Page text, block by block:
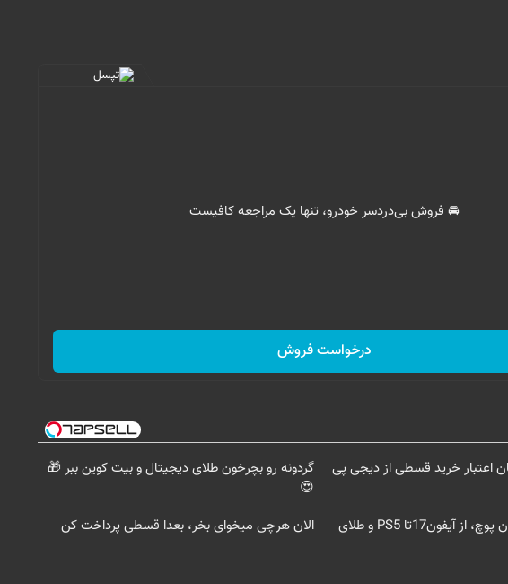
🚘 فروش بی‌دردسر خودرو، تنها یک مراجعه کافیست
درخواست فروش
گردونه رو بچرخون طلای دیجیتال و بیت کوین ببر 🎁
😍
گردونه شانس بدون پوچ، از آیفون17تا PS5 و طلای
الان هرچی میخوای بخر، بعدا قسطی پرداخت کن